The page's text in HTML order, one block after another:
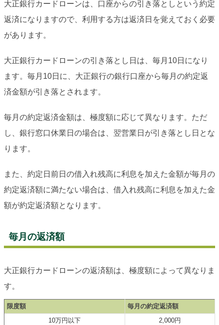
大正銀行カードローンは、口座からの引き落としという約定
返済になりますので、利用する方は返済日を覚えておく必要
があります。
大正銀行カードローンの引き落とし日は、毎月10日になり
ます。毎月10日に、大正銀行の銀行口座から毎月の約定返
済金額が引き落とされます。
毎月の約定返済金額は、極度額に応じて異なります。ただ
し、銀行窓口休業日の場合は、翌営業日が引き落とし日とな
ります。
また、約定日前日の借入れ残高に利息を加えた金額が毎月の
約定返済額に満たない場合は、借入れ残高に利息を加えた金
額が約定返済額となります。
毎月の返済額
大正銀行カードローンの返済額は、極度額によって異なりま
す。
限度額
毎月の約定返済額
10万円以下
2,000円